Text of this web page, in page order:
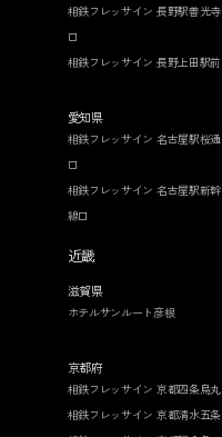
相鉄フレッサイン 長野駅善光寺
口
相鉄フレッサイン 長野上田駅前
愛知県
相鉄フレッサイン 名古屋駅桜通
口
相鉄フレッサイン 名古屋駅新幹
線口
近畿
滋賀県
ホテルサンルート彦根
京都府
相鉄フレッサイン 京都四条烏丸
相鉄フレッサイン 京都清水五条